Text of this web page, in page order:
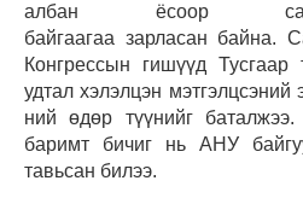
албан ёсоор
байгаагаа зарласан байна.
Конгрессын гишүүд Тусгаар
удтал хэлэлцэн
ний өдөр түүнийг
баримт бичиг нь АНУ
тавьсан билээ.